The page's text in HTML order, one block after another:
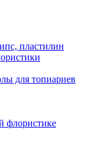
пластилин
для топиариев
флористике